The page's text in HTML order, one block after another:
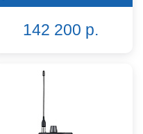
142 200 р.